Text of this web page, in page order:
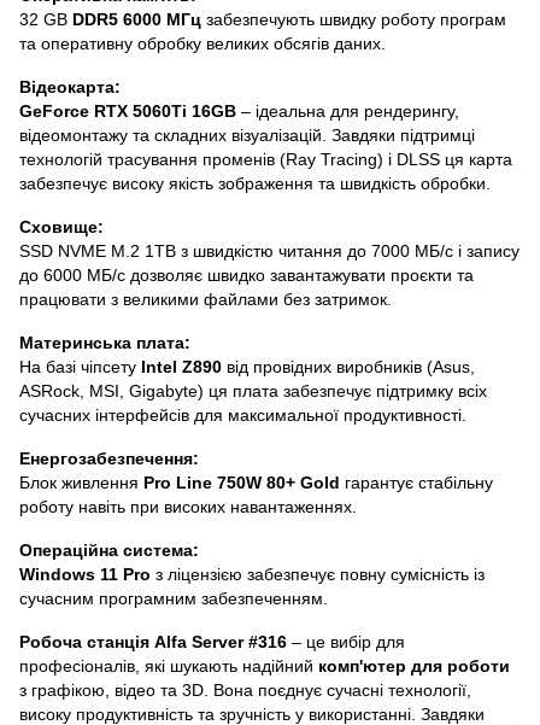
32 GB DDR5 6000 МГц забезпечують швидку роботу програм
та оперативну обробку великих обсягів даних.
Відеокарта:
GeForce RTX 5060Ti 16GB – ідеальна для рендерингу,
відеомонтажу та складних візуалізацій. Завдяки підтримці
технологій трасування променів (Ray Tracing) і DLSS ця карта
забезпечує високу якість зображення та швидкість обробки.
Сховище:
SSD NVME M.2 1TB з швидкістю читання до 7000 МБ/с і запису
до 6000 МБ/с дозволяє швидко завантажувати проєкти та
працювати з великими файлами без затримок.
Материнська плата:
На базі чіпсету Intel Z890 від провідних виробників (Asus,
ASRock, MSI, Gigabyte) ця плата забезпечує підтримку всіх
сучасних інтерфейсів для максимальної продуктивності.
Енергозабезпечення:
Блок живлення Pro Line 750W 80+ Gold гарантує стабільну
роботу навіть при високих навантаженнях.
Операційна система:
Windows 11 Pro з ліцензією забезпечує повну сумісність із
сучасним програмним забезпеченням.
Робоча станція Alfa Server #316 – це вибір для
професіоналів, які шукають надійний комп'ютер для роботи
з графікою, відео та 3D. Вона поєднує сучасні технології,
високу продуктивність та зручність у використанні. Завдяки